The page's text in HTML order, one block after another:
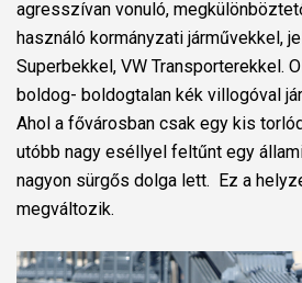
agresszívan vonuló,
használó kormányzati járművekkel,
Superbekkel, VW Transporterekkel.
boldog- boldogtalan kék villogóval
Ahol a fővárosban csak egy kis
utóbb nagy eséllyel feltűnt egy
nagyon sürgős dolga lett. Ez a
megváltozik.